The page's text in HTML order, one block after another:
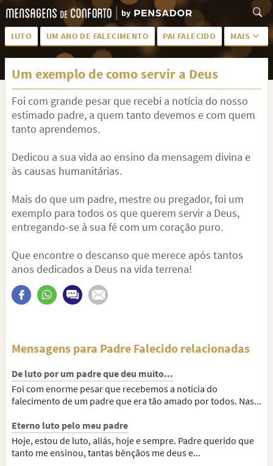
LUTO UM ANO DE FALECIMENTO PAI FALECIDO MAIS
LUTO PARA AMIGA PALAVRAS
SAUDADES DA MÃE
PÊSAMES PARA AMIGA DESCANSE EM PAZ
MEUS SENTIMENTOS
TODAS AS CATEGORIAS
Um exemplo de como servir a Deus
Foi com grande pesar que recebi a notícia do nosso
estimado padre, a quem tanto devemos e com quem
tanto aprendemos.
Dedicou a sua vida ao ensino da mensagem divina e
às causas humanitárias.
Mais do que um padre, mestre ou pregador, foi um
exemplo para todos os que querem servir a Deus,
entregando-se à sua fé com um coração puro.
Que encontre o descanso que merece após tantos
anos dedicados a Deus na vida terrena!
Mensagens para Padre Falecido relacionadas
De luto por um padre que deu muito...
Foi com enorme pesar que recebemos a notícia do
falecimento de um padre que era tão amado por todos. Nas...
Eterno luto pelo meu padre
Hoje, estou de luto, aliás, hoje e sempre. Padre querido que
tanto me ensinou, tantas bênçãos me deus e...